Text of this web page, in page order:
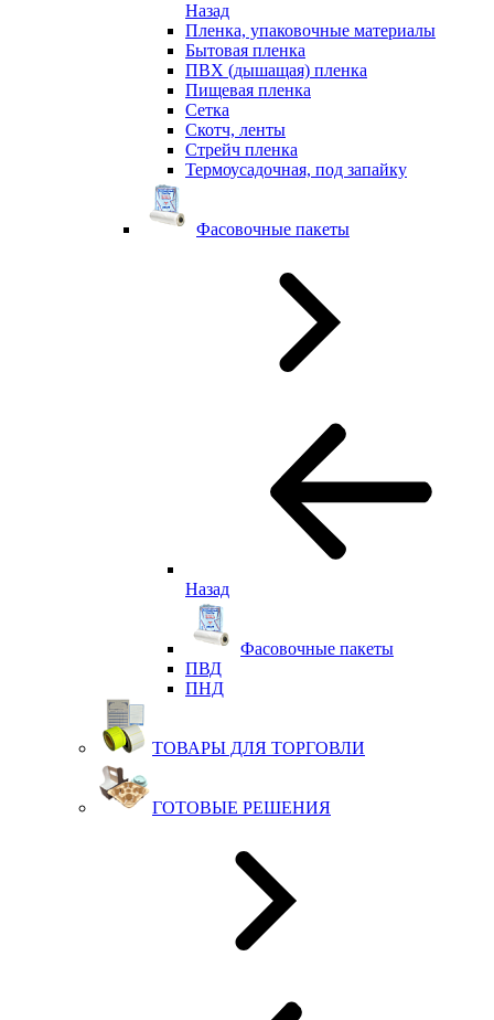
Назад
Пленка, упаковочные материалы
Бытовая пленка
ПВХ (дышащая) пленка
Пищевая пленка
Сетка
Скотч, ленты
Стрейч пленка
Термоусадочная, под запайку
Фасовочные пакеты
Назад
Фасовочные пакеты
ПВД
ПНД
ТОВАРЫ ДЛЯ ТОРГОВЛИ
ГОТОВЫЕ РЕШЕНИЯ